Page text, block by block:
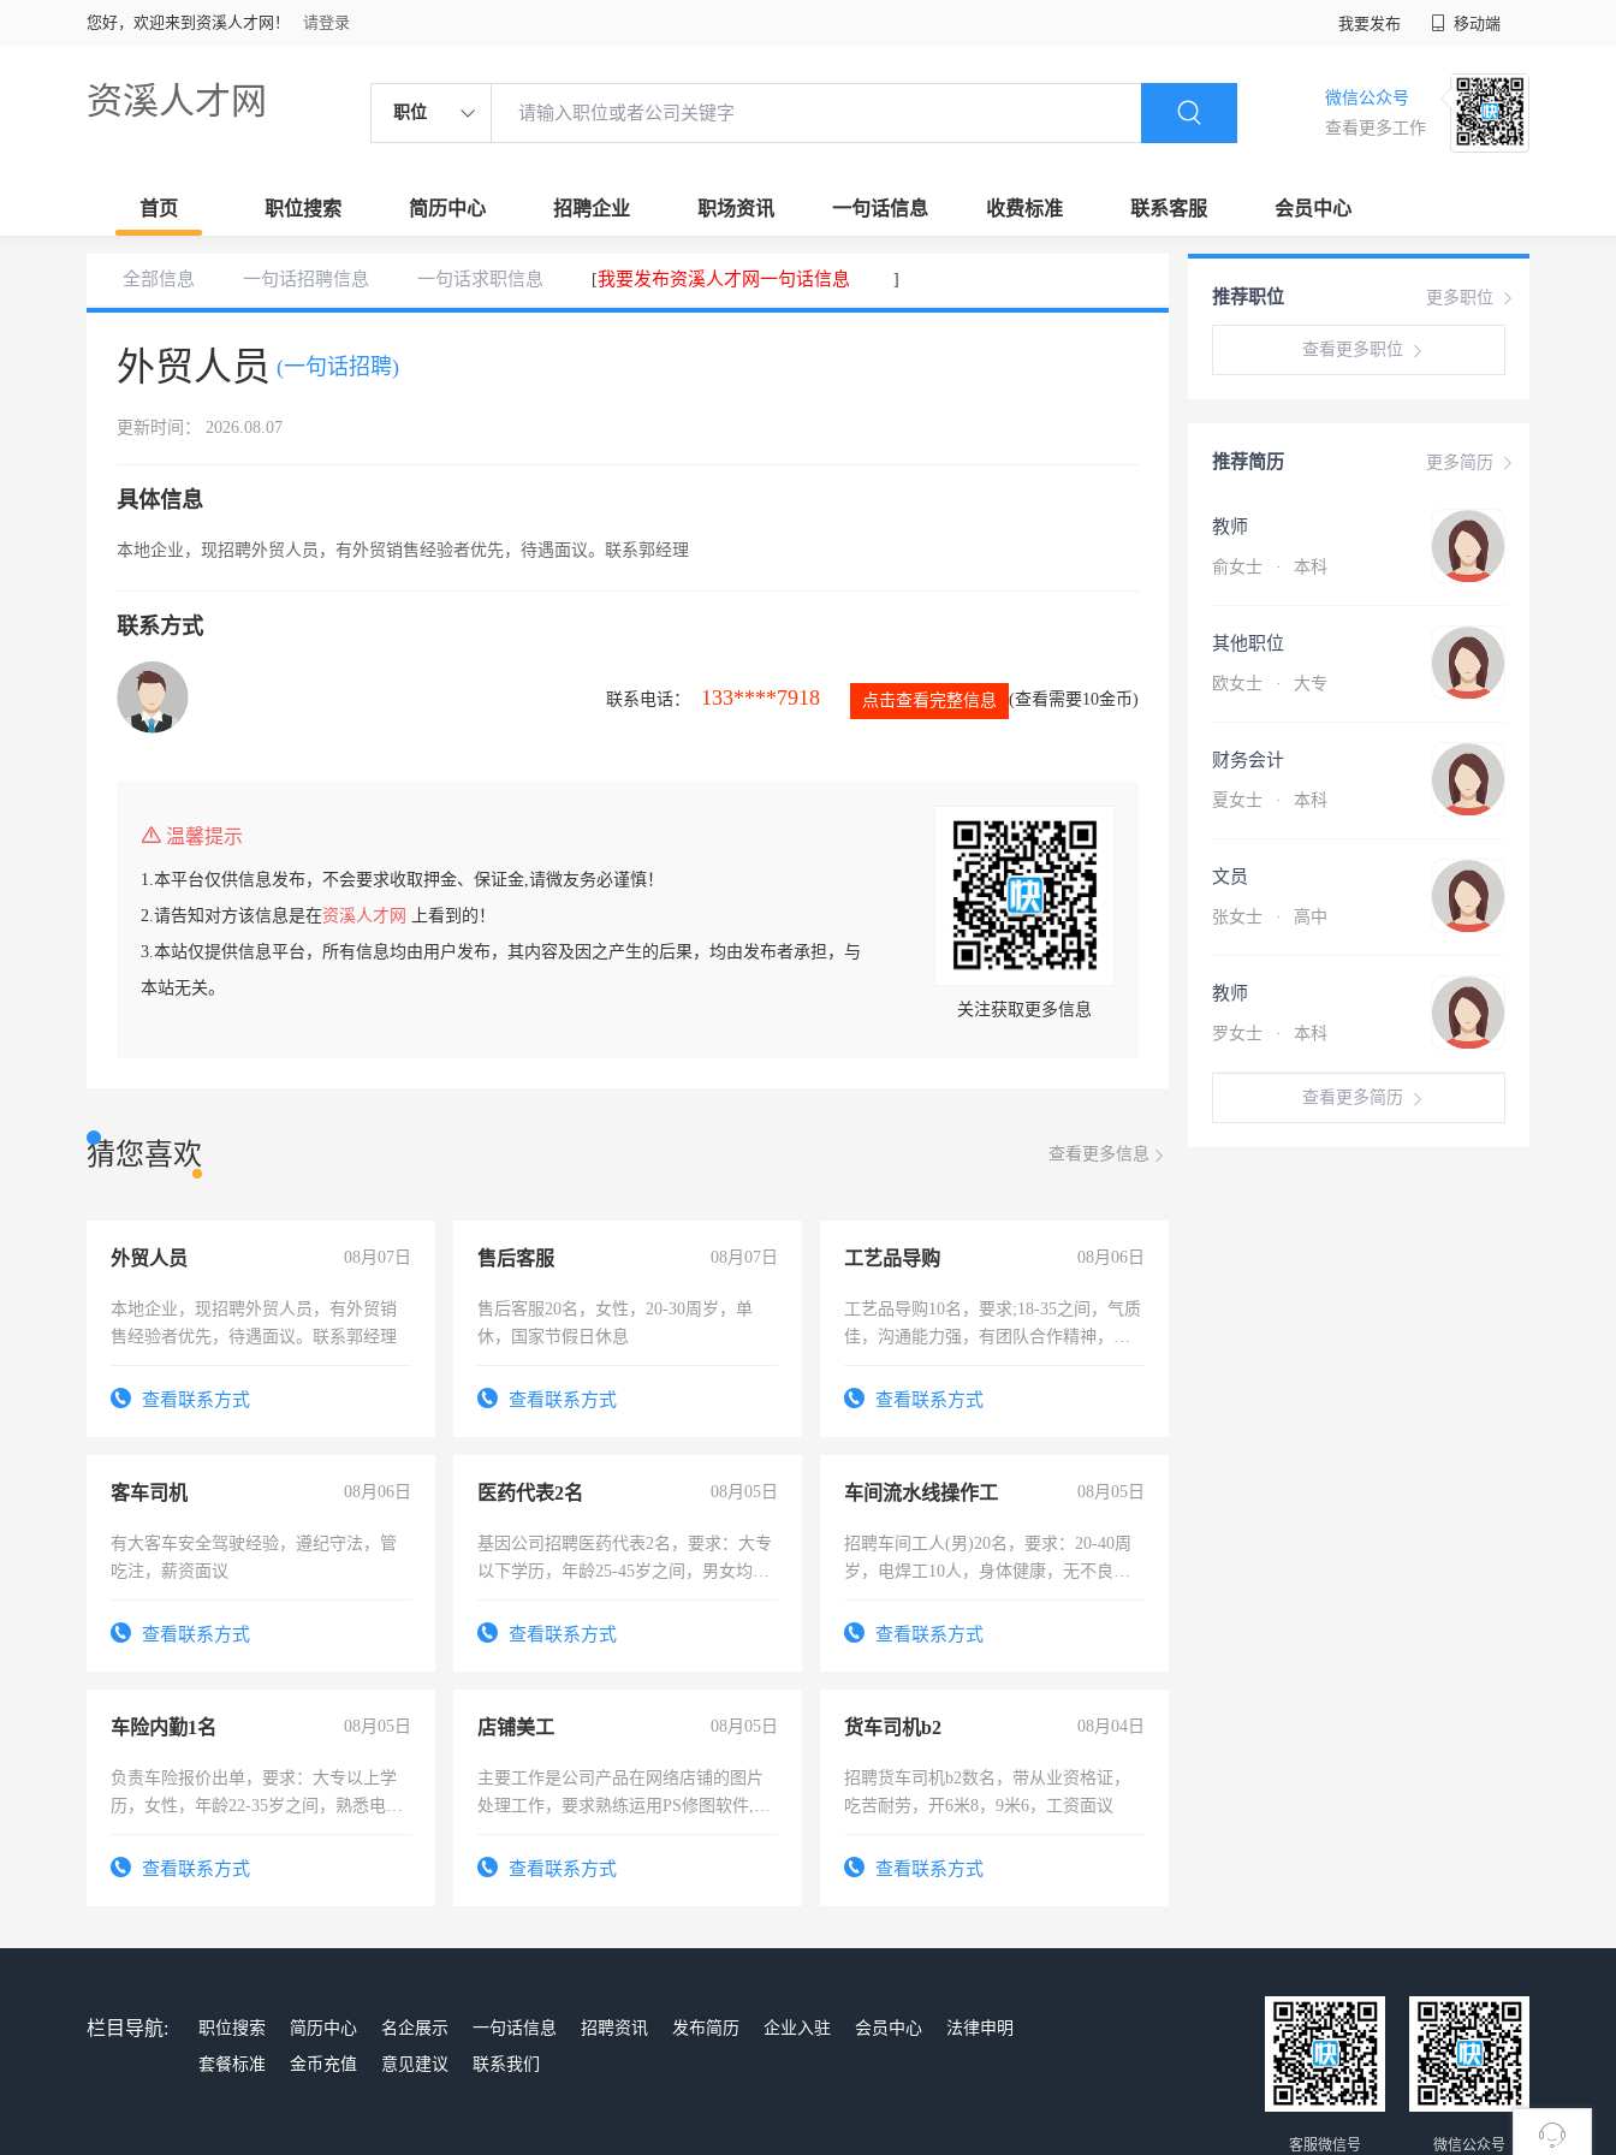
您好，欢迎来到资溪人才网！ 请登录 我要发布 移动端
资溪人才网 职位
微信公众号
查看更多工作
首页 职位搜索 简历中心 招聘企业 职场资讯 一句话信息 收费标准 联系客服 会员中心
全部信息 一句话招聘信息 一句话求职信息 [我要发布资溪人才网一句话信息 ]
外贸人员 (一句话招聘)
更新时间： 2026.08.07
具体信息
本地企业，现招聘外贸人员，有外贸销售经验者优先，待遇面议。联系郭经理
联系方式
联系电话： 133****7918 点击查看完整信息 (查看需要10金币)
温馨提示
1.本平台仅供信息发布，不会要求收取押金、保证金,请微友务必谨慎！
2.请告知对方该信息是在资溪人才网
上看到的！
3.本站仅提供信息平台，所有信息均由用户发布，其内容及因之产生的后果，均由发布者承担，与
本站无关。
关注获取更多信息
猜您喜欢 查看更多信息
外贸人员 08月07日
本地企业，现招聘外贸人员，有外贸销
售经验者优先，待遇面议。联系郭经理
查看联系方式
售后客服 08月07日
售后客服20名，女性，20-30周岁，单
休，国家节假日休息
查看联系方式
工艺品导购 08月06日
工艺品导购10名，要求;18-35之间，气质
佳，沟通能力强，有团队合作精神，有
查看联系方式
客车司机 08月06日
有大客车安全驾驶经验，遵纪守法，管
吃注，薪资面议
查看联系方式
医药代表2名 08月05日
基因公司招聘医药代表2名，要求：大专
以下学历，年龄25-45岁之间，男女均
表或者有医学资质的优先，底薪+绩效，
查看联系方式
车间流水线操作工 08月05日
招聘车间工人(男)20名，要求：20-40周
岁，电焊工10人，身体健康，无不良嗜
宿，免费发放劳保用品，两班倒，每月
查看联系方式
车险内勤1名 08月05日
负责车险报价出单，要求：大专以上学
历，女性，年龄22-35岁之间，熟悉电脑
试用期1-3个月，转正后交纳五险，
查看联系方式
店铺美工 08月05日
主要工作是公司产品在网络店铺的图片
处理工作，要求熟练运用PS修图软件,工
查看联系方式
货车司机b2 08月04日
招聘货车司机b2数名，带从业资格证，
吃苦耐劳，开6米8，9米6，工资面议
查看联系方式
更多职位
推荐职位
查看更多职位
更多简历
推荐简历
教师
俞女士 · 本科
其他职位
欧女士 · 大专
财务会计
夏女士 · 本科
文员
张女士 · 高中
教师
罗女士 · 本科
查看更多简历
栏目导航: 职位搜索 简历中心 名企展示 一句话信息 招聘资讯 发布简历 企业入驻 会员中心
法律申明
套餐标准
金币充值 意见建议 联系我们
微信公众号
客服微信号